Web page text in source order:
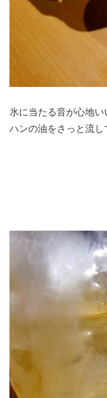
氷に当たる音が心地
ハンの油をさっと流し